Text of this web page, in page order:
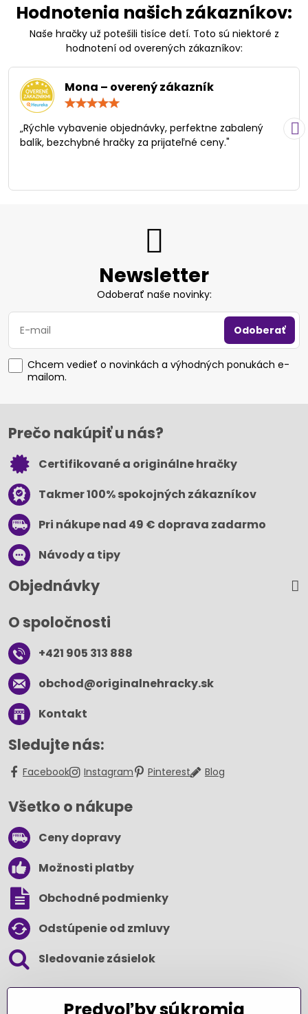
Hodnotenia našich zákazníkov:
Naše hračky už potešili tisíce detí. Toto sú niektoré z
hodnotení od overených zákazníkov:
Mona – overený zákazník
/
5
„Rýchle vybavenie objednávky, perfektne zabalený
balík, bezchybné hračky za prijateľné ceny."
Newsletter
Odoberať naše novinky:
Odoberať
Chcem vedieť o novinkách a výhodných ponukách e-
mailom.
Prečo nakúpiť u nás?
Certifikované a originálne hračky
Takmer 100% spokojných zákazníkov
Pri nákupe nad 49 € doprava zadarmo
Návody a tipy
Objednávky
O spoločnosti
+421 905 313 888
obchod​@originalnehracky​.sk
Kontakt
Sledujte nás:
Facebook Instagram Pinterest Blog
Všetko o nákupe
Ceny dopravy
Možnosti platby
Obchodné podmienky
Odstúpenie od zmluvy
Sledovanie zásielok